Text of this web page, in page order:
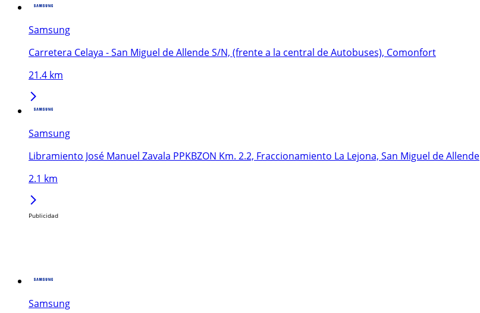
Samsung
Carretera Celaya - San Miguel de Allende S/N, (frente a la central de Autobuses), Comonfort
21.4 km
Samsung
Libramiento José Manuel Zavala PPKBZON Km. 2.2, Fraccionamiento La Lejona, San Miguel de Allende
2.1 km
Publicidad
Samsung